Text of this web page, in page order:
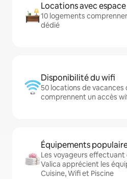
Locations avec
10 logements
dédié
Disponibilité du wifi
50 locations de vacances
comprennent un accès
Équipements
Les voyageurs
Valica apprécient les
Cuisine, Wifi et Piscine